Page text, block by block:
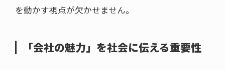
を動かす視点が欠かせません。
「会社の魅力」を社会に伝える重要性